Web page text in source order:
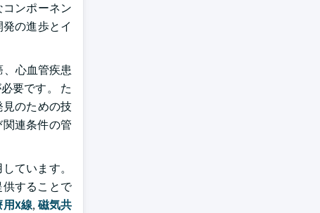
ンポーネン
の進歩とイ
心血管疾患
要です。 た
見のための技
連条件の管
ています。
することで
用X線, 磁気共